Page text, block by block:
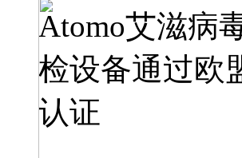
Atomo艾滋病
检设备通过欧
认证